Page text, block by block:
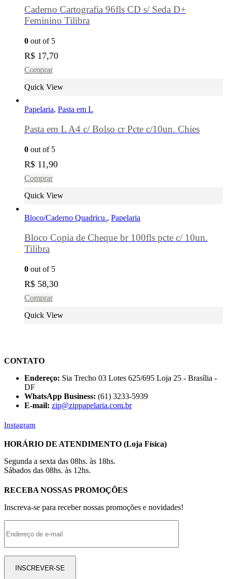
Caderno Cartografia 96fls CD s/ Seda D+
Feminino Tilibra
0 out of 5
R$ 17,70
Comprar
Quick View
Papelaria, Pasta em L
Pasta em L A4 c/ Bolso cr Pcte c/10un. Chies
0 out of 5
R$ 11,90
Comprar
Quick View
Bloco/Caderno Quadricu., Papelaria
Bloco Copia de Cheque br 100fls pcte c/ 10un.
Tilibra
0 out of 5
R$ 58,30
Comprar
Quick View
CONTATO
Endereço: Sia Trecho 03 Lotes 625/695 Loja 25 - Brasília -
DF
WhatsApp Business: (61) 3233-5939
E-mail: zip@zippapelaria.com.br
Instagram
HORÁRIO DE ATENDIMENTO (Loja Física)
Segunda a sexta das 08hs. às 18hs.
Sábados das 08hs. às 12hs.
RECEBA NOSSAS PROMOÇÕES
Inscreva-se para receber nossas promoções e novidades!